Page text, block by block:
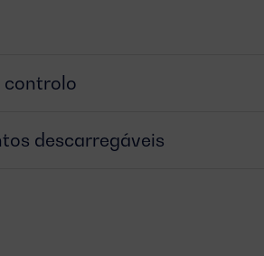
controlo
descarregáveis